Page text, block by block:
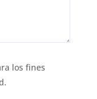
los fines